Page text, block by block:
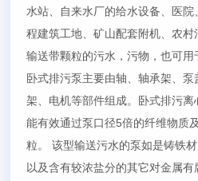
水站、自来水厂的给水设备、医
程建筑工地、矿山配套附机、农村
输送带颗粒的污水，污物，也可
卧式排污泵主要由轴、轴承架、泵盖
架、电机等部件组成。卧式排
能有效通过泵口径5倍的纤维物质
粒。 该型输送污水的泵如是铸
以及含有较浓盐分的其它对金属有腐